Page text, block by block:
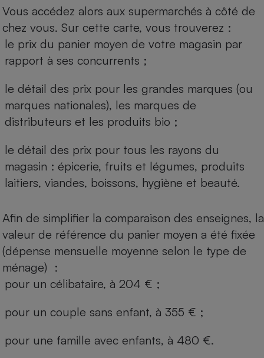
Vous accédez alors aux supermarchés à côté de
chez vous. Sur cette carte, vous trouverez :
le prix du panier moyen de votre magasin par
rapport à ses concurrents ;
le détail des prix pour les grandes marques (ou
marques nationales), les marques de
distributeurs et les produits bio ;
le détail des prix pour tous les rayons du
magasin : épicerie, fruits et légumes, produits
laitiers, viandes, boissons, hygiène et beauté.
Afin de simplifier la comparaison des enseignes, la
valeur de référence du panier moyen a été fixée
(dépense mensuelle moyenne selon le type de
ménage) :
pour un célibataire, à 204 € ;
pour un couple sans enfant, à 355 € ;
pour une famille avec enfants, à 480 €.